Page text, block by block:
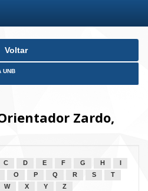
Voltar
UNB
Zardo,
C D E F G H
O P Q R S
T
W X Y Z